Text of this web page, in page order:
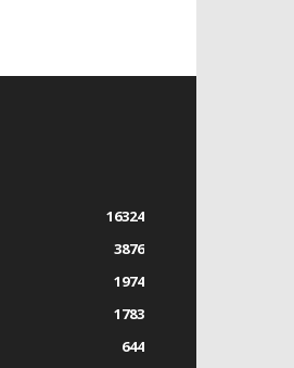
16324
3876
1974
1783
644